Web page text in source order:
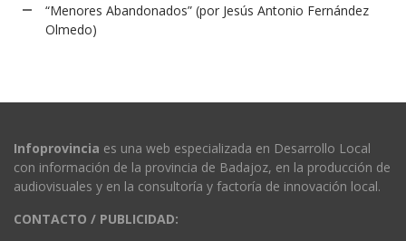
“Menores Abandonados” (por Jesús Antonio Fernández
Olmedo)
Infoprovincia es una web especializada en Desarrollo Local
con información de la provincia de Badajoz, en la producción de
audiovisuales y en la consultoría y factoría de innovación local.
CONTACTO / PUBLICIDAD: